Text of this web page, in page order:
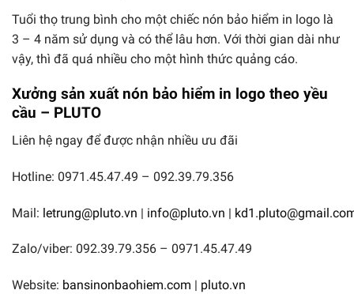
Tuổi thọ trung bình cho một chiếc nón bảo hiểm in logo là
3 – 4 năm sử dụng và có thể lâu hơn. Với thời gian dài như
vậy, thì đã quá nhiều cho một hình thức quảng cáo.
Xưởng sản xuất nón bảo hiểm in logo theo yều
cầu – PLUTO
Liên hệ ngay để được nhận nhiều ưu đãi
Hotline: 0971.45.47.49 – 092.39.79.356
Mail: letrung@pluto.vn | info@pluto.vn |
Zalo/viber: 092.39.79.356 – 0971.45.47.49
Website: bansinonbaohiem.com | pluto.vn